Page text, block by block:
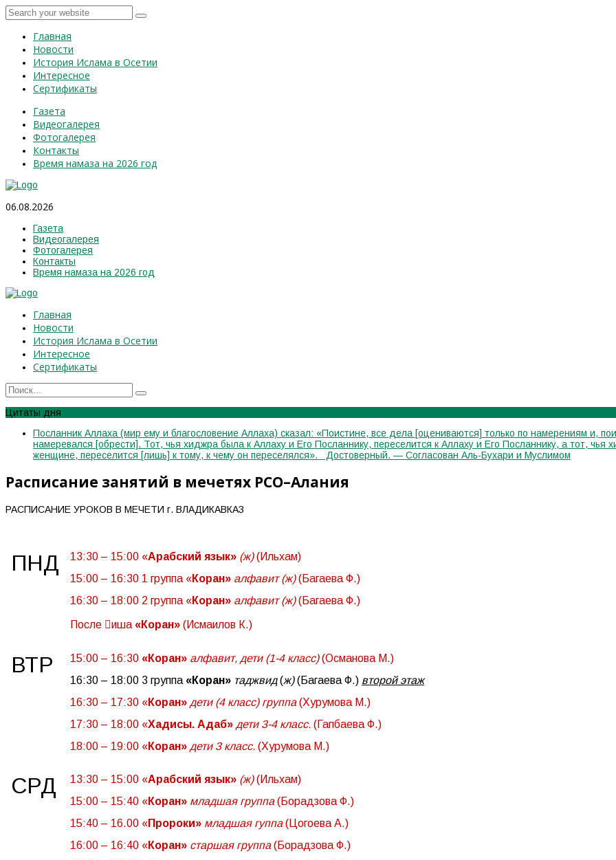
Главная
Новости
История Ислама в Осетии
Интересное
Сертификаты
Газета
Видеогалерея
Фотогалерея
Контакты
Время намаза на 2026 год
06.08.2026
Газета
Видеогалерея
Фотогалерея
Контакты
Время намаза на 2026 год
Главная
Новости
История Ислама в Осетии
Интересное
Сертификаты
Цитаты дня
Посланник Аллаха (мир ему и благословение Аллаха) сказал: «Поистине, все дела [оцениваются] только по намерениям и,
намеревался [обрести]. Тот, чья хиджра была к Аллаху и Его Посланнику, переселится к Аллаху и Его Посланнику, а тот,
женщине, переселится [лишь] к тому, к чему он переселялся». Достоверный. — Согласован Аль-Бухари и Муслимом
Расписание занятий в мечетях РСО–Алания
РАСПИСАНИЕ УРОКОВ В МЕЧЕТИ г. ВЛАДИКАВКАЗ
ПНД 13:30 – 15:00 «Арабский язык» (ж)(Ильхам)
15:00 – 16:30 1 группа «Коран» алфавит (ж)(Багаева Ф.)
16:30 – 18:00 2 группа «Коран» алфавит (ж)(Багаева Ф.)
После иша «Коран» (Исмаилов К.)
ВТР 15:00 – 16:30 «Коран» алфавит, дети (1-4 класс)(Османова М.)
16:30 – 18:00 3 группа «Коран» таджвид(ж)(Багаева Ф.) второй этаж
16:30 – 17:30 «Коран» дети (4 класс) группа(Хурумова М.)
17:30 – 18:00 «Хадисы. Адаб» дети 3-4 класс. (Гапбаева Ф.)
18:00 – 19:00 «Коран» дети 3 класс. (Хурумова М.)
СРД 13:30 – 15:00 «Арабский язык» (ж)(Ильхам)
15:00 – 15:40 «Коран» младшая группа(Борадзова Ф.)
15:40 – 16.00 «Пророки» младшая гуппа(Цогоева А.)
16:00 – 16:40 «Коран» старшая группа(Борадзова Ф.)